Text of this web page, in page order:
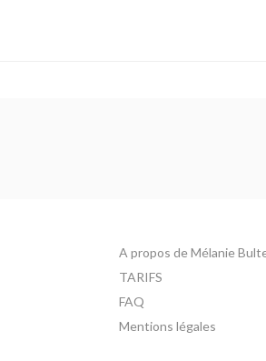
A propos de Mélanie
TARIFS
FAQ
Mentions légales